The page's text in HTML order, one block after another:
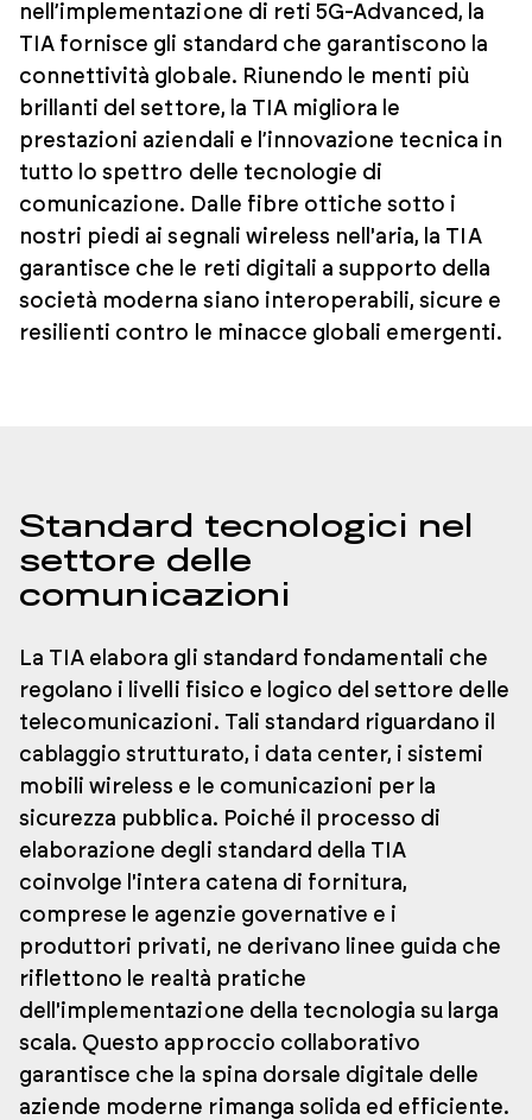
nell’implementazione di reti 5G-Advanced, la
TIA fornisce gli standard che garantiscono la
connettività globale. Riunendo le menti più
brillanti del settore, la TIA migliora le
prestazioni aziendali e l’innovazione tecnica in
tutto lo spettro delle tecnologie di
comunicazione. Dalle fibre ottiche sotto i
nostri piedi ai segnali wireless nell'aria, la TIA
garantisce che le reti digitali a supporto della
società moderna siano interoperabili, sicure e
resilienti contro le minacce globali emergenti.
Standard tecnologici nel
settore delle
comunicazioni
La TIA elabora gli standard fondamentali che
regolano i livelli fisico e logico del settore delle
telecomunicazioni. Tali standard riguardano il
cablaggio strutturato, i data center, i sistemi
mobili wireless e le comunicazioni per la
sicurezza pubblica. Poiché il processo di
elaborazione degli standard della TIA
coinvolge l'intera catena di fornitura,
comprese le agenzie governative e i
produttori privati, ne derivano linee guida che
riflettono le realtà pratiche
dell'implementazione della tecnologia su larga
scala. Questo approccio collaborativo
garantisce che la spina dorsale digitale delle
aziende moderne rimanga solida ed efficiente.